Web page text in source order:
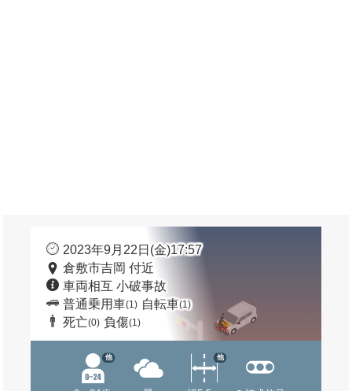
2023年9月22日(金)17:57
倉敷市吉岡 付近
車両相互 小破事故
普通乗用車(1) 自転車(1)
死亡(0) 負傷(1)
他 他